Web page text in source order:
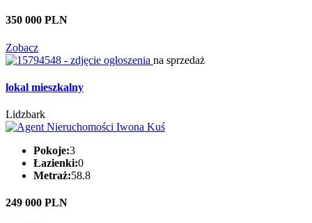
350 000 PLN
Zobacz
na sprzedaż
lokal mieszkalny
Lidzbark
Pokoje:3
Łazienki:0
Metraż:58.8
249 000 PLN